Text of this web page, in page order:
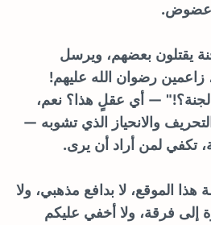
عضوض.
يقتلون بعضهم، ويرسل
زاعمين رضوان الله عليهم!
الجنة؟!" — أي عقلٍ هذا؟ نعم،
والانحياز الذي تشوبه —
تكفي لمن أراد أن يرى.
الموقع، لا بدافع مذهبي، ولا
إلى فرقة، ولا أخفي عليكم